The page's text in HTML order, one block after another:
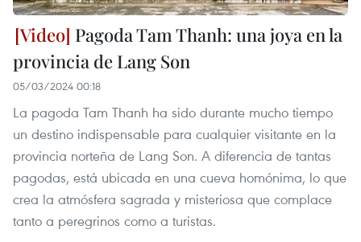
Pagoda Tam Thanh: una joya en la
provincia de Lang Son
05/03/2024 00:18
La pagoda Tam Thanh ha sido durante mucho tiempo
un destino indispensable para cualquier visitante en la
provincia norteña de Lang Son. A diferencia de tantas
pagodas, está ubicada en una cueva homónima, lo que
crea la atmósfera sagrada y misteriosa que complace
tanto a peregrinos como a turistas.